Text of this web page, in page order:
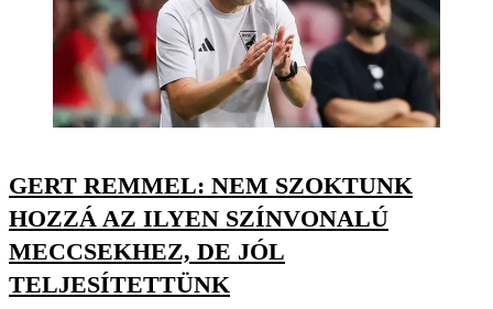
GERT REMMEL: NEM SZOKTUNK
HOZZÁ AZ ILYEN SZÍNVONALÚ
MECCSEKHEZ, DE JÓL
TELJESÍTETTÜNK